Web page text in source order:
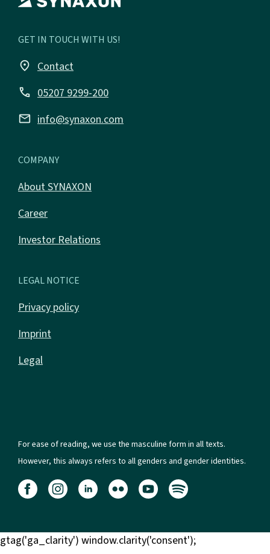
GET IN TOUCH WITH US!
place Contact
call 05207 9299-200
email info@synaxon.com
COMPANY
About SYNAXON
Career
Investor Relations
LEGAL NOTICE
Privacy policy
Imprint
Legal
For ease of reading, we use the masculine form in all texts.
However, this always refers to all genders and gender identities.
gtag('ga_clarity') window.clarity('consent');